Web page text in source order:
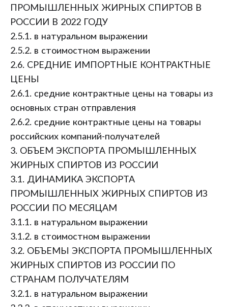
ПРОМЫШЛЕННЫХ ЖИРНЫХ СПИРТОВ В
РОССИИ В 2022 ГОДУ
2.5.1. в натуральном выражении
2.5.2. в стоимостном выражении
2.6. СРЕДНИЕ ИМПОРТНЫЕ КОНТРАКТНЫЕ
ЦЕНЫ
2.6.1. средние контрактные цены на товары из
основных стран отправления
2.6.2. средние контрактные цены на товары
российских компаний-получателей
3. ОБЪЕМ ЭКСПОРТА ПРОМЫШЛЕННЫХ
ЖИРНЫХ СПИРТОВ ИЗ РОССИИ
3.1. ДИНАМИКА ЭКСПОРТА
ПРОМЫШЛЕННЫХ ЖИРНЫХ СПИРТОВ ИЗ
РОССИИ ПО МЕСЯЦАМ
3.1.1. в натуральном выражении
3.1.2. в стоимостном выражении
3.2. ОБЪЕМЫ ЭКСПОРТА ПРОМЫШЛЕННЫХ
ЖИРНЫХ СПИРТОВ ИЗ РОССИИ ПО
СТРАНАМ ПОЛУЧАТЕЛЯМ
3.2.1. в натуральном выражении